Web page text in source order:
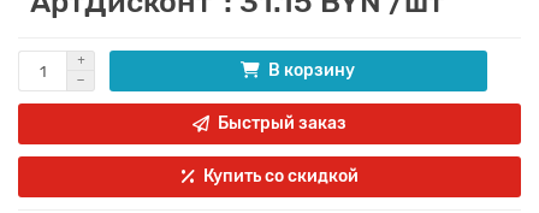
В корзину
Быстрый заказ
Купить со скидкой